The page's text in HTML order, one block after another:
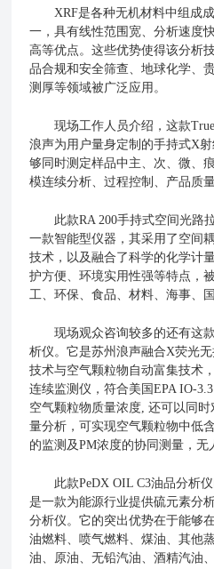
XRF是各种无机材料中组成成
一，具有线性范围宽、分析速度
高等优点。这些优势使得该分析
品合规和安全筛查、地球化学、
测厚等领域被广泛应用。
现场工作人员介绍，这款
浪声为用户量身定制的手持式X
够同时测定样品中主、次、微、
模连续分析、过程控制、产品质
此款RA 200手持式空间光路
一款智能型仪器，其采用了空间
技术，以及融合了科学的化学计
护方便、环境实用性强等特点，
工、环保、食品、材料 、海事、
现场观众咨询较多的还有这款
析仪。它是苏州浪声融合X荧光
技术与空气颗粒物自动富集技术
连续监测仪，符合美国EPA IO-
空气颗粒物质量浓度, 还可以同
量分析，可实现空气颗粒物中低
的监测及PM浓度的协同测量，无
此款PeDX OIL C3油品分析仪
是一款为能源行业提供硫元素分
分析仪。它的突出优势在于能够
油燃料、喷气燃料、煤油、其他
油、原油、无铅汽油、酒精汽油